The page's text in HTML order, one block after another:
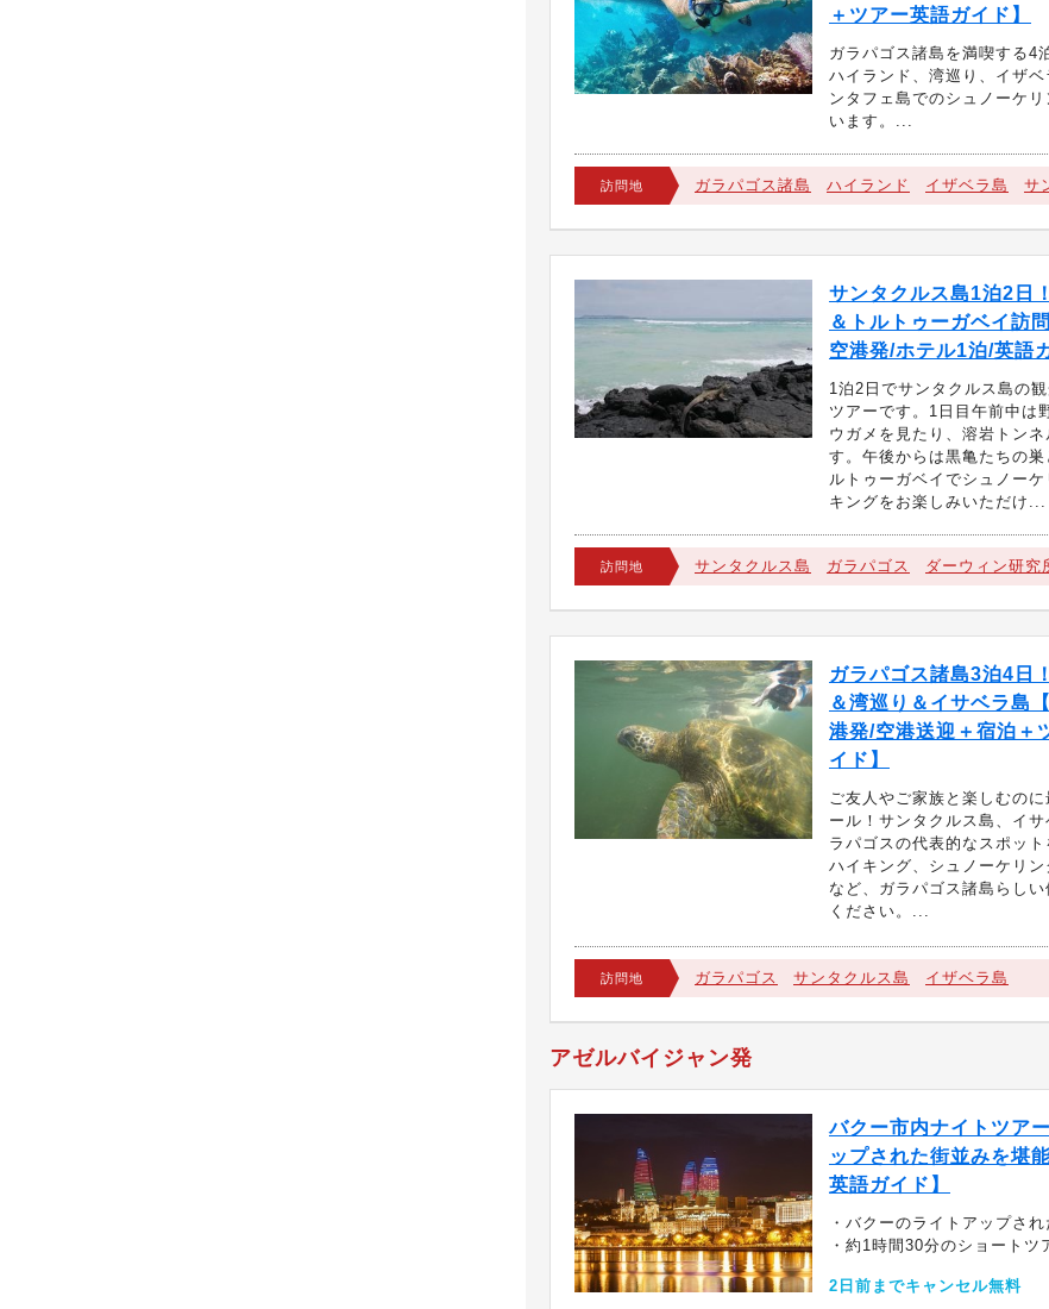
＋ツアー英語ガイド】
ガラパゴス諸島を満喫する4
ハイランド、湾巡り、イザ
ンタフェ島でのシュノーケ
います。...
訪問地 ガラパゴス諸島 ハイランド イザベラ島 サ
サンタクルス島1泊2日
＆トルトゥーガベイ訪
空港発/ホテル1泊/英語
1泊2日でサンタクルス島の
ツアーです。1日目午前中は
ウガメを見たり、溶岩トンネ
す。午後からは黒亀たちの巣
ルトゥーガベイでシュノー
キングをお楽しみいただけ...
訪問地 サンタクルス島 ガラパゴス ダーウィン研究
ガラパゴス諸島3泊4日
＆湾巡り＆イサベラ島
港発/空港送迎＋宿泊＋
イド】
ご友人やご家族と楽しむのに
ール！サンタクルス島、イ
ラパゴスの代表的なスポット
ハイキング、シュノーケリ
など、ガラパゴス諸島らし
ください。...
訪問地 ガラパゴス サンタクルス島 イザベラ島
アゼルバイジャン発
バクー市内ナイトツア
ップされた街並みを堪
英語ガイド】
・バクーのライトアップさ
・約1時間30分のショートツ
2日前までキャンセル無料